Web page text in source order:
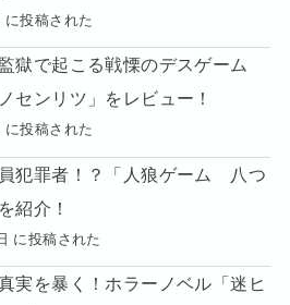
に投稿された
獄で起こる戦慄のデスゲーム
センリツ」をレビュー！
に投稿された
犯罪者！？「人狼ゲーム 八つ
紹介！
に投稿された
実を暴く！ホラーノベル「迷ヒ